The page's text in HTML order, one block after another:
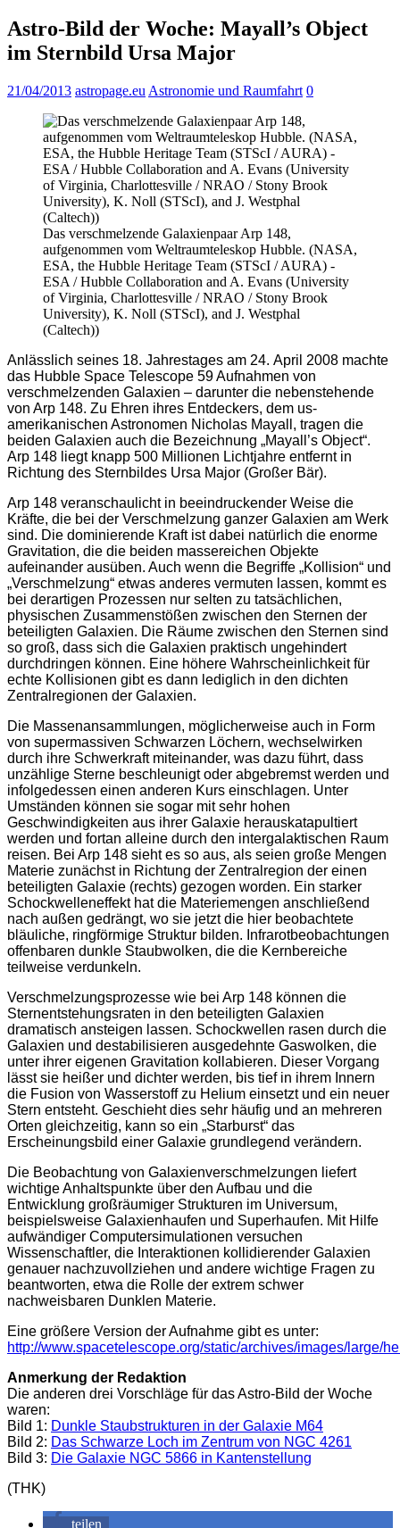
Astro-Bild der Woche: Mayall’s Object
im Sternbild Ursa Major
21/04/2013 astropage.eu Astronomie und Raumfahrt 0
Das verschmelzende Galaxienpaar Arp 148,
aufgenommen vom Weltraumteleskop Hubble. (NASA,
ESA, the Hubble Heritage Team (STScI / AURA) -
ESA / Hubble Collaboration and A. Evans (University
of Virginia, Charlottesville / NRAO / Stony Brook
University), K. Noll (STScI), and J. Westphal
(Caltech))
Anlässlich seines 18. Jahrestages am 24. April 2008 machte
das Hubble Space Telescope 59 Aufnahmen von
verschmelzenden Galaxien – darunter die nebenstehende
von Arp 148. Zu Ehren ihres Entdeckers, dem us-
amerikanischen Astronomen Nicholas Mayall, tragen die
beiden Galaxien auch die Bezeichnung „Mayall’s Object“.
Arp 148 liegt knapp 500 Millionen Lichtjahre entfernt in
Richtung des Sternbildes Ursa Major (Großer Bär).
Arp 148 veranschaulicht in beeindruckender Weise die
Kräfte, die bei der Verschmelzung ganzer Galaxien am Werk
sind. Die dominierende Kraft ist dabei natürlich die enorme
Gravitation, die die beiden massereichen Objekte
aufeinander ausüben. Auch wenn die Begriffe „Kollision“ und
„Verschmelzung“ etwas anderes vermuten lassen, kommt es
bei derartigen Prozessen nur selten zu tatsächlichen,
physischen Zusammenstößen zwischen den Sternen der
beteiligten Galaxien. Die Räume zwischen den Sternen sind
so groß, dass sich die Galaxien praktisch ungehindert
durchdringen können. Eine höhere Wahrscheinlichkeit für
echte Kollisionen gibt es dann lediglich in den dichten
Zentralregionen der Galaxien.
Die Massenansammlungen, möglicherweise auch in Form
von supermassiven Schwarzen Löchern, wechselwirken
durch ihre Schwerkraft miteinander, was dazu führt, dass
unzählige Sterne beschleunigt oder abgebremst werden und
infolgedessen einen anderen Kurs einschlagen. Unter
Umständen können sie sogar mit sehr hohen
Geschwindigkeiten aus ihrer Galaxie herauskatapultiert
werden und fortan alleine durch den intergalaktischen Raum
reisen. Bei Arp 148 sieht es so aus, als seien große Mengen
Materie zunächst in Richtung der Zentralregion der einen
beteiligten Galaxie (rechts) gezogen worden. Ein starker
Schockwelleneffekt hat die Materiemengen anschließend
nach außen gedrängt, wo sie jetzt die hier beobachtete
bläuliche, ringförmige Struktur bilden. Infrarotbeobachtungen
offenbaren dunkle Staubwolken, die die Kernbereiche
teilweise verdunkeln.
Verschmelzungsprozesse wie bei Arp 148 können die
Sternentstehungsraten in den beteiligten Galaxien
dramatisch ansteigen lassen. Schockwellen rasen durch die
Galaxien und destabilisieren ausgedehnte Gaswolken, die
unter ihrer eigenen Gravitation kollabieren. Dieser Vorgang
lässt sie heißer und dichter werden, bis tief in ihrem Innern
die Fusion von Wasserstoff zu Helium einsetzt und ein neuer
Stern entsteht. Geschieht dies sehr häufig und an mehreren
Orten gleichzeitig, kann so ein „Starburst“ das
Erscheinungsbild einer Galaxie grundlegend verändern.
Die Beobachtung von Galaxienverschmelzungen liefert
wichtige Anhaltspunkte über den Aufbau und die
Entwicklung großräumiger Strukturen im Universum,
beispielsweise Galaxienhaufen und Superhaufen. Mit Hilfe
aufwändiger Computersimulationen versuchen
Wissenschaftler, die Interaktionen kollidierender Galaxien
genauer nachzuvollziehen und andere wichtige Fragen zu
beantworten, etwa die Rolle der extrem schwer
nachweisbaren Dunklen Materie.
Eine größere Version der Aufnahme gibt es unter:
http://www.spacetelescope.org/static/archives/images/large/
Anmerkung der Redaktion
Die anderen drei Vorschläge für das Astro-Bild der Woche
waren:
Bild 1: Dunkle Staubstrukturen in der Galaxie M64
Bild 2: Das Schwarze Loch im Zentrum von NGC 4261
Bild 3: Die Galaxie NGC 5866 in Kantenstellung
(THK)
teilen